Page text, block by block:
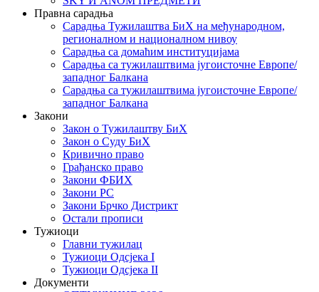
Правна сарадња
Сарадња Тужилаштва БиХ на међународном,
регионалном и националном нивоу
Сарадња са домаћим институцијама
Сарадња са тужилаштвима југоисточне Европе/
западног Балкана
Сарадња са тужилаштвима југоисточне Европе/
западног Балкана
Закони
Закон о Тужилаштву БиХ
Закон о Суду БиХ
Кривично право
Грађанско право
Закони ФБИХ
Закони РС
Закони Брчко Дистрикт
Остали прописи
Тужиоци
Главни тужилац
Тужиоци Oдсјекa I
Тужиоци Oдсјекa II
Документи